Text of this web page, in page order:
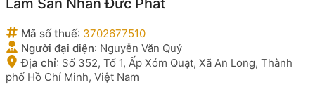
Lâm Sản Nhân Đức Phát
Mã số thuế: 3702677510
Người đại diện: Nguyễn Văn Quý
Địa chỉ: Số 352, Tổ 1, Ấp Xóm Quạt, Xã An Long, Thành
phố Hồ Chí Minh, Việt Nam